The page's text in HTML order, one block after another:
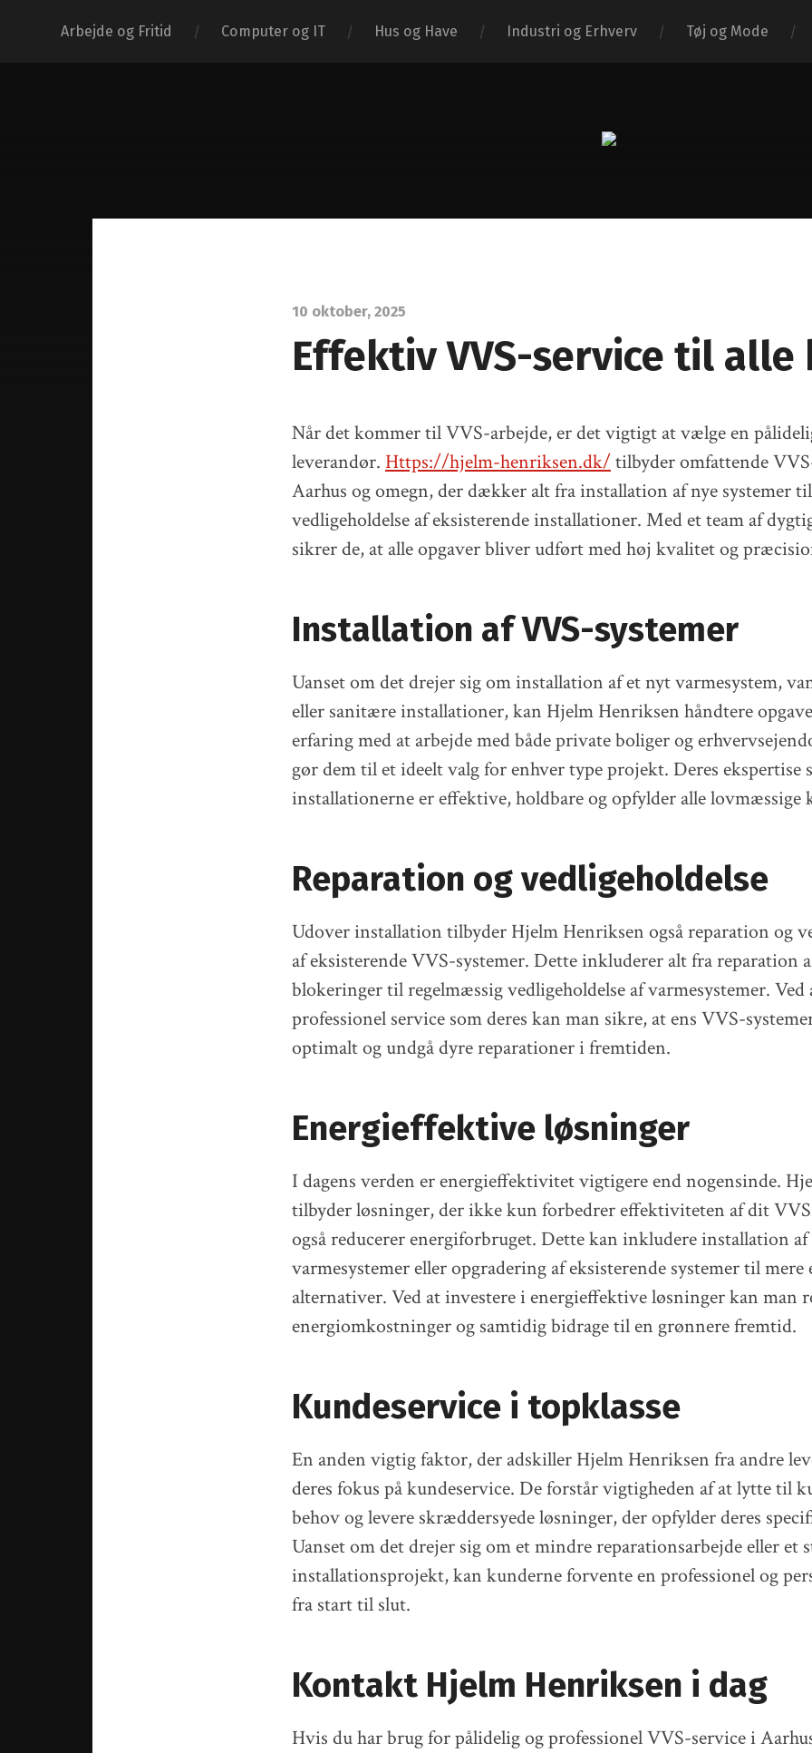
Arbejde og Fritid Computer og IT Hus og Have Industri og Erhverv Tøj og Mode
10 oktober, 2025
Effektiv VVS-service til alle
Når det kommer til VVS-arbejde, er det vigtigt at vælge en
leverandør. Https://hjelm-henriksen.dk/tilbyder omfattende
Aarhus og omegn, der dækker alt fra installation af nye systemer
vedligeholdelse af eksisterende installationer. Med et team af
sikrer de, at alle opgaver bliver udført med høj kvalitet og
Installation af VVS-systemer
Uanset om det drejer sig om installation af et nyt varmesystem,
eller sanitære installationer, kan Hjelm Henriksen håndtere
erfaring med at arbejde med både private boliger og
gør dem til et ideelt valg for enhver type projekt. Deres ekspertise
installationerne er effektive, holdbare og opfylder alle lovmæssige
Reparation og vedligeholdelse
Udover installation tilbyder Hjelm Henriksen også reparation og
af eksisterende VVS-systemer. Dette inkluderer alt fra reparation
blokeringer til regelmæssig vedligeholdelse af varmesystemer.
professionel service som deres kan man sikre, at ens VVS-
optimalt og undgå dyre reparationer i fremtiden.
Energieffektive løsninger
I dagens verden er energieffektivitet vigtigere end nogensinde.
tilbyder løsninger, der ikke kun forbedrer effektiviteten af dit
også reducerer energiforbruget. Dette kan inkludere installation
varmesystemer eller opgradering af eksisterende systemer til
alternativer. Ved at investere i energieffektive løsninger kan man
energiomkostninger og samtidig bidrage til en grønnere fremtid.
Kundeservice i topklasse
En anden vigtig faktor, der adskiller Hjelm Henriksen fra andre
deres fokus på kundeservice. De forstår vigtigheden af at lytte til
behov og levere skræddersyede løsninger, der opfylder deres
Uanset om det drejer sig om et mindre reparationsarbejde eller et
installationsprojekt, kan kunderne forvente en professionel og
fra start til slut.
Kontakt Hjelm Henriksen i dag
Hvis du har brug for pålidelig og professionel VVS-service i